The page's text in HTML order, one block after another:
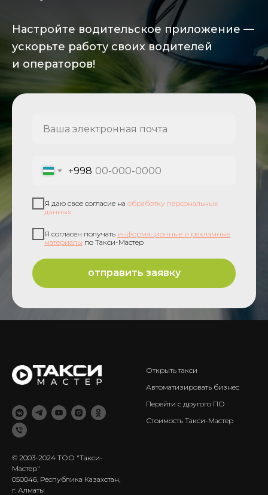
Настройте водительское приложение —
ускорьте работу своих водителей
и операторов!
+998
Я даю свое согласие на обработку персональных
данных
Я согласен получать информационные и рекламные
материалы по Такси-Мастер
отправить заявку
© 2003-2024 ТОО "Такси-
Мастер"
050046, Республика Казахстан,
г. Алматы
Открыть такси
Автоматизировать бизнес
Перейти с другого ПО
Стоимость Такси-Мастер